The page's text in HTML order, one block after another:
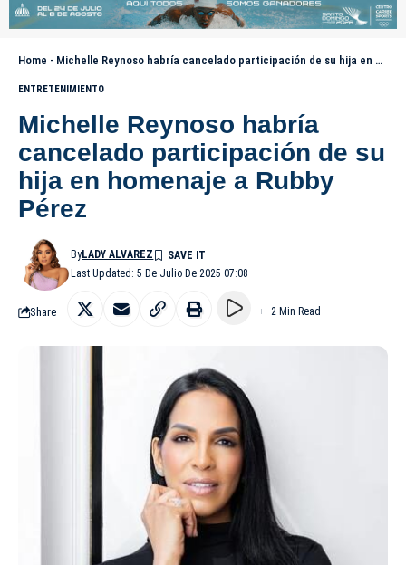
Home - Michelle Reynoso habría cancelado participación de su hija en homenaje a Rubby Pérez
ENTRETENIMIENTO
Michelle Reynoso habría
cancelado participación de su
hija en homenaje a Rubby
Pérez
Last Updated: 5 De Julio De 2025 07:08
ByLADY ALVAREZ
Share 2 Min Read